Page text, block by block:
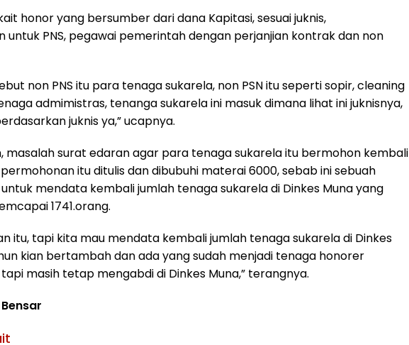
honor yang bersumber dari dana Kapitasi, sesuai juknis,
untuk PNS, pegawai pemerintah dengan perjanjian kontrak dan non
non PNS itu para tenaga sukarela, non PSN itu seperti sopir, cleaning
admimistras, tenanga sukarela ini masuk dimana lihat ini juknisnya,
juknis ya,” ucapnya.
masalah surat edaran agar para tenaga sukarela itu bermohon kembali
itu ditulis dan dibubuhi materai 6000, sebab ini sebuah
mendata kembali jumlah tenaga sukarela di Dinkes Muna yang
1741.orang.
itu, tapi kita mau mendata kembali jumlah tenaga sukarela di Dinkes
kian bertambah dan ada yang sudah menjadi tenaga honorer
masih tetap mengabdi di Dinkes Muna,” terangnya.